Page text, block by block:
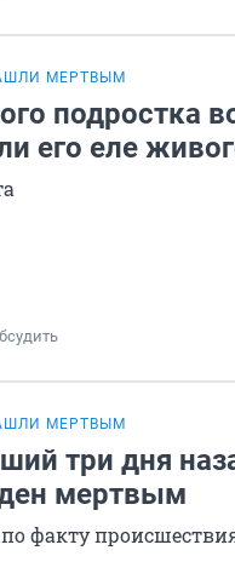
МЕРТВЫМ
подростка
его еле
МЕРТВЫМ
три дня
мертвым
факту